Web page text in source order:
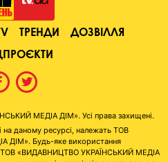
ТРЕНДИ
ДОЗВІЛЛЯ
МЕДІА ДІМ». Усі права захищені.
на даному ресурсі, належать ТОВ
Будь-яке використання
ТОВ «ВИДАВНИЦТВО УКРАЇНСЬКИЙ МЕДІА